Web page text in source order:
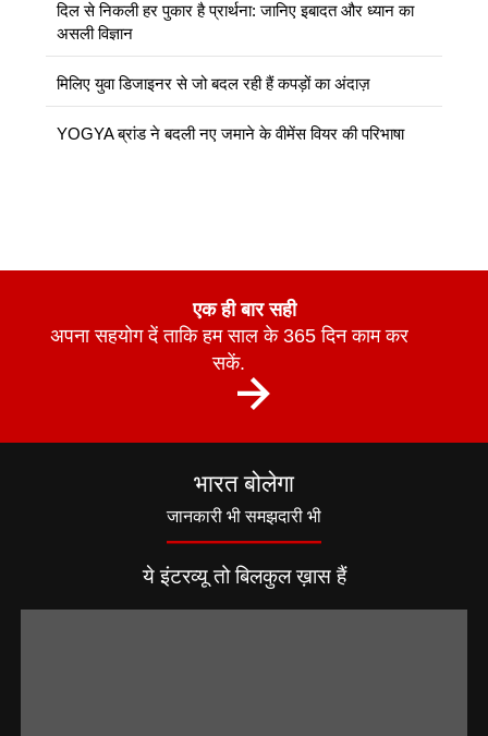
दिल से निकली हर पुकार है प्रार्थना: जानिए इबादत और ध्यान का
असली विज्ञान
मिलिए युवा डिजाइनर से जो बदल रही हैं कपड़ों का अंदाज़
YOGYA ब्रांड ने बदली नए जमाने के वीमेंस वियर की परिभाषा
एक ही बार सही
अपना सहयोग दें ताकि हम साल के 365 दिन काम कर
सकें.
भारत बोलेगा
जानकारी भी समझदारी भी
ये इंटरव्यू तो बिलकुल ख़ास हैं